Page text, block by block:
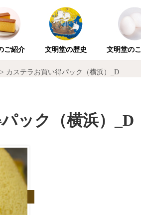
ご紹介 文明堂の歴史 文明堂の
> カステラお買い得パック（横浜）_D
ック（横浜）_D